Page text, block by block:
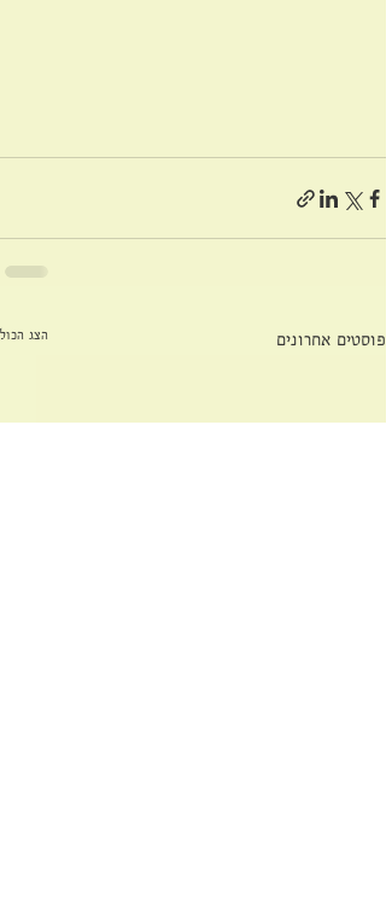
פוסטים אחרונים הצג הכול